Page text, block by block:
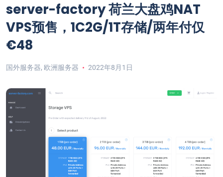
server-factory 荷兰大盘鸡NAT
VPS预售，1C2G/1T存储/两年付仅
€48
国外服务器, 欧洲服务器 2022年8月1日